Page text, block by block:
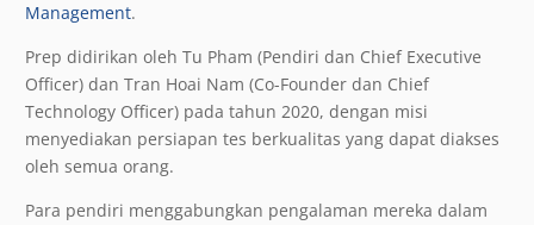
Management.
Prep didirikan oleh Tu Pham (Pendiri dan Chief Executive
Officer) dan Tran Hoai Nam (Co-Founder dan Chief
Technology Officer) pada tahun 2020, dengan misi
menyediakan persiapan tes berkualitas yang dapat diakses
oleh semua orang.
Para pendiri menggabungkan pengalaman mereka dalam